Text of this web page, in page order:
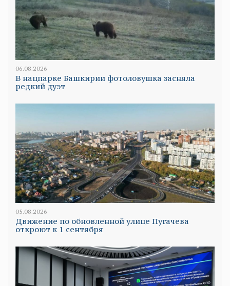
06.08.2026
В нацпарке Башкирии фотоловушка засняла
редкий дуэт
05.08.2026
Движение по обновленной улице Пугачева
откроют к 1 сентября